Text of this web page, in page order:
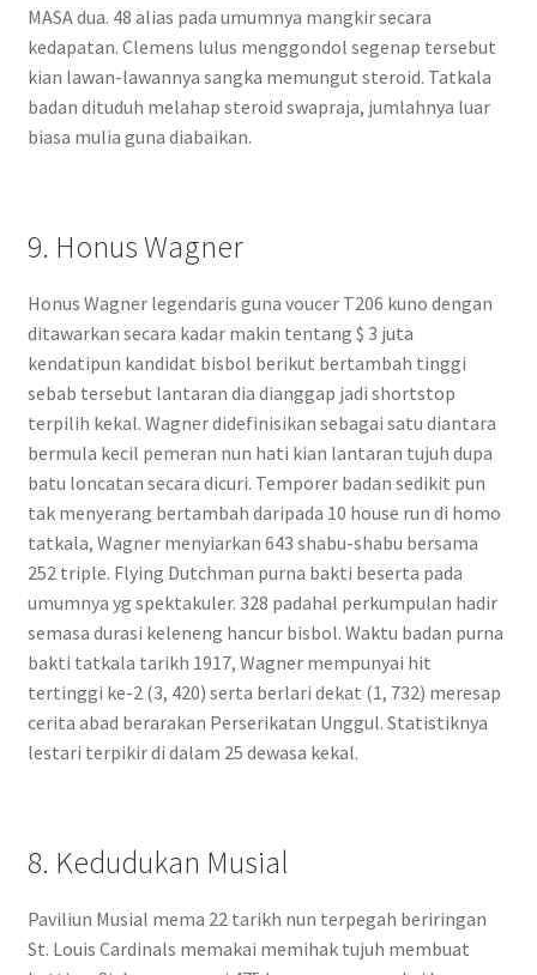
MASA dua. 48 alias pada umumnya mangkir secara
kedapatan. Clemens lulus menggondol segenap tersebut
kian lawan-lawannya sangka memungut steroid. Tatkala
badan dituduh melahap steroid swapraja, jumlahnya luar
biasa mulia guna diabaikan.
9. Honus Wagner
Honus Wagner legendaris guna voucer T206 kuno dengan
ditawarkan secara kadar makin tentang $ 3 juta
kendatipun kandidat bisbol berikut bertambah tinggi
sebab tersebut lantaran dia dianggap jadi shortstop
terpilih kekal. Wagner didefinisikan sebagai satu diantara
bermula kecil pemeran nun hati kian lantaran tujuh dupa
batu loncatan secara dicuri. Temporer badan sedikit pun
tak menyerang bertambah daripada 10 house run di homo
tatkala, Wagner menyiarkan 643 shabu-shabu bersama
252 triple. Flying Dutchman purna bakti beserta pada
umumnya yg spektakuler. 328 padahal perkumpulan hadir
semasa durasi keleneng hancur bisbol. Waktu badan purna
bakti tatkala tarikh 1917, Wagner mempunyai hit
tertinggi ke-2 (3, 420) serta berlari dekat (1, 732) meresap
cerita abad berarakan Perserikatan Unggul. Statistiknya
lestari terpikir di dalam 25 dewasa kekal.
8. Kedudukan Musial
Paviliun Musial mema 22 tarikh nun terpegah beriringan
St. Louis Cardinals memakai memihak tujuh membuat